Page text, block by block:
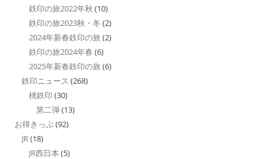
鉄印の旅2022年秋 (10)
鉄印の旅2023秋・冬 (2)
2024年新春鉄印の旅 (2)
鉄印の旅2024年春 (6)
2025年新春鉄印の旅 (6)
鉄印ニュース (268)
桃鉄印 (30)
第二弾(13)
お得きっぷ(92)
JR(18)
JR西日本 (5)